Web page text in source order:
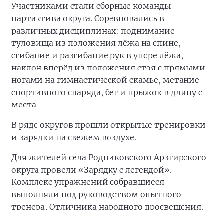
Участниками стали сборные команды
партактива округа. Соревновались в
различных дисциплинах: поднимание
туловища из положения лёжа на спине,
сгибание и разгибание рук в упоре лёжа,
наклон вперёд из положения стоя с прямыми
ногами на гимнастической скамье, метание
спортивного снаряда, бег и прыжок в длину с
места.
В ряде округов прошли открытые тренировки
и зарядки на свежем воздухе.
Для жителей села Родниковского Арзгирского
округа провели «Зарядку с легендой».
Комплекс упражнений собравшиеся
выполняли под руководством опытного
тренера, Отличника народного просвещения,